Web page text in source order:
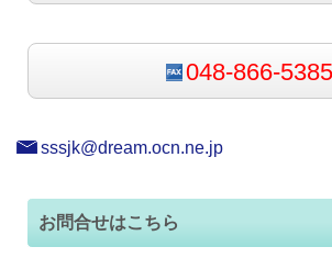
048-866-5385
sssjk@dream.ocn.ne.jp
お問合せはこちら